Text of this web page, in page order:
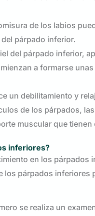
de los labios
párpado inferior.
del párpado inferior,
a formarse
un debilitamiento y
de los párpados,
muscular que tienen
inferiores?
en los párpados
los párpados
se realiza un